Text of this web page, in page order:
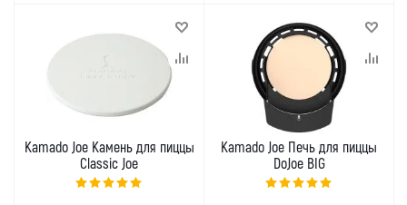
Kamado Joe Камень для пиццы
Classic Joe
Kamado Joe Печь для пиццы
DoJoe BIG